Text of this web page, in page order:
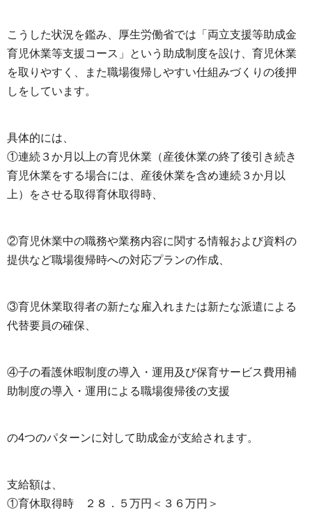
こうした状況を鑑み、厚生労働省では「両立支援等助成金
育児休業等支援コース」という助成制度を設け、育児休業
を取りやすく、また職場復帰しやすい仕組みづくりの後押
しをしています。
具体的には、
①連続３か月以上の育児休業（産後休業の終了後引き続き
育児休業をする場合には、産後休業を含め連続３か月以
上）をさせる取得育休取得時、
②育児休業中の職務や業務内容に関する情報および資料の
提供など職場復帰時への対応プランの作成、
③育児休業取得者の新たな雇入れまたは新たな派遣による
代替要員の確保、
④子の看護休暇制度の導入・運用及び保育サービス費用補
助制度の導入・運用による職場復帰後の支援
の4つのパターンに対して助成金が支給されます。
支給額は、
①育休取得時 ２８．５万円＜３６万円＞